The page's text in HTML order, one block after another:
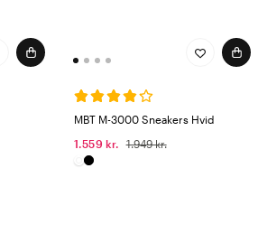
MBT M-3000 Sneakers Hvid
1.559 kr.
1.949 kr.